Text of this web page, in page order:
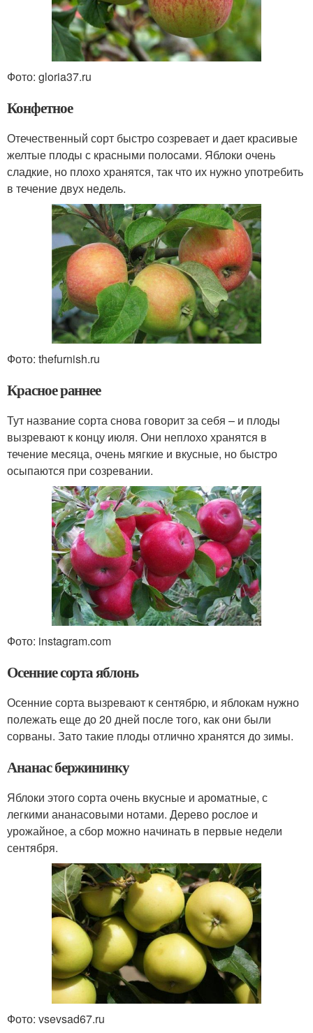
Фото: gloria37.ru
Конфетное
Отечественный сорт быстро созревает и дает красивые
желтые плоды с красными полосами. Яблоки очень
сладкие, но плохо хранятся, так что их нужно употребить
в течение двух недель.
Фото: thefurnish.ru
Красное раннее
Тут название сорта снова говорит за себя – и плоды
вызревают к концу июля. Они неплохо хранятся в
течение месяца, очень мягкие и вкусные, но быстро
осыпаются при созревании.
Фото: instagram.com
Осенние сорта яблонь
Осенние сорта вызревают к сентябрю, и яблокам нужно
полежать еще до 20 дней после того, как они были
сорваны. Зато такие плоды отлично хранятся до зимы.
Ананас бержининку
Яблоки этого сорта очень вкусные и ароматные, с
легкими ананасовыми нотами. Дерево рослое и
урожайное, а сбор можно начинать в первые недели
сентября.
Фото: vsevsad67.ru